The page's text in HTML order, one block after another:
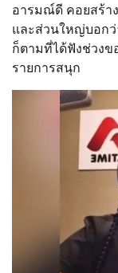
อารมณ์ดี คอยสร้าง
และส่วนใหญ่บอกว่
ก็ตามที่ได้ฟังช่วงข
รายการสนุก